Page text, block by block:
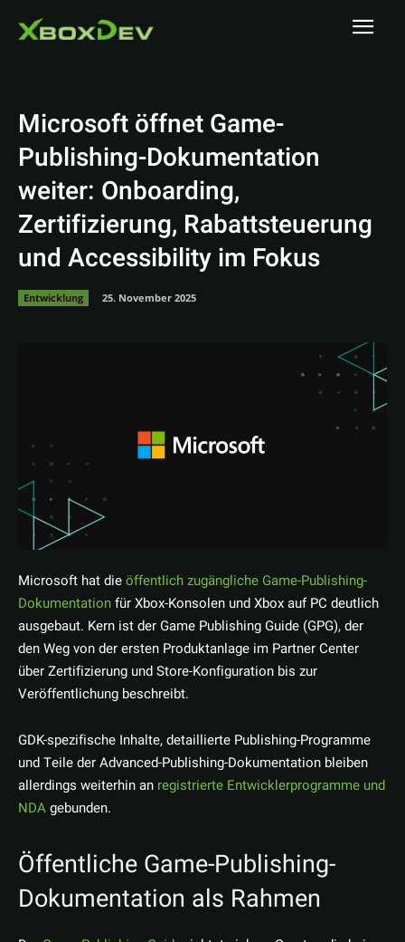
Microsoft öffnet Game-
Publishing-Dokumentation
weiter: Onboarding,
Zertifizierung, Rabattsteuerung
und Accessibility im Fokus
Entwicklung 25. November 2025
Microsoft hat dieöffentlich zugängliche Game-Publishing-
Dokumentationfür Xbox-Konsolen und Xbox auf PC deutlich
ausgebaut. Kern ist der Game Publishing Guide (GPG), der
den Weg von der ersten Produktanlage im Partner Center
über Zertifizierung und Store-Konfiguration bis zur
Veröffentlichung beschreibt.
GDK-spezifische Inhalte, detaillierte Publishing-Programme
und Teile der Advanced-Publishing-Dokumentation bleiben
allerdings weiterhin an registrierte Entwicklerprogramme und
NDAgebunden.
Öffentliche Game-Publishing-
Dokumentation als Rahmen